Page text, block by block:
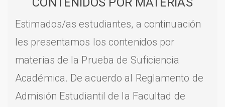
Estimados/as estudiantes, a continuación
les presentamos los contenidos por
materias de la Prueba de Suficiencia
Académica. De acuerdo al Reglamento de
Admisión Estudiantil de la Facultad de